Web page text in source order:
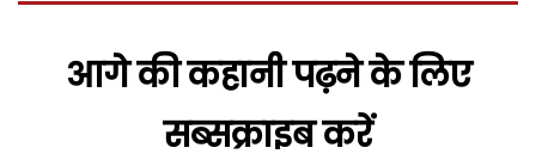
आगे की कहानी पढ़ने के लिए
सब्सक्राइब करें